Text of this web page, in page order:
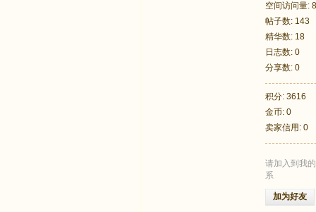
空间访问量:
帖子数: 143
精华数: 18
日志数: 0
分享数: 0
积分: 3616
金币: 0
卖家信用: 0
请加入到我
系
加为好友